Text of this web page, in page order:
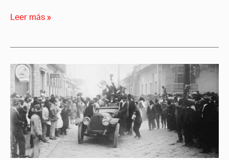
Leer más »
El
Palacio
Nacional
de
Cultura
alberga